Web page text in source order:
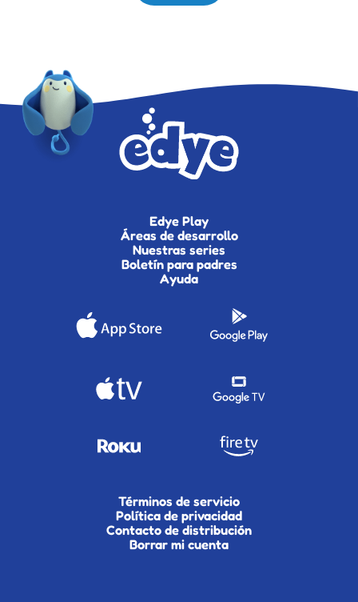
Edye Play
Áreas de desarrollo
Nuestras series
Boletín para padres
Ayuda
Términos de servicio
Política de privacidad
Contacto de distribución
Borrar mi cuenta